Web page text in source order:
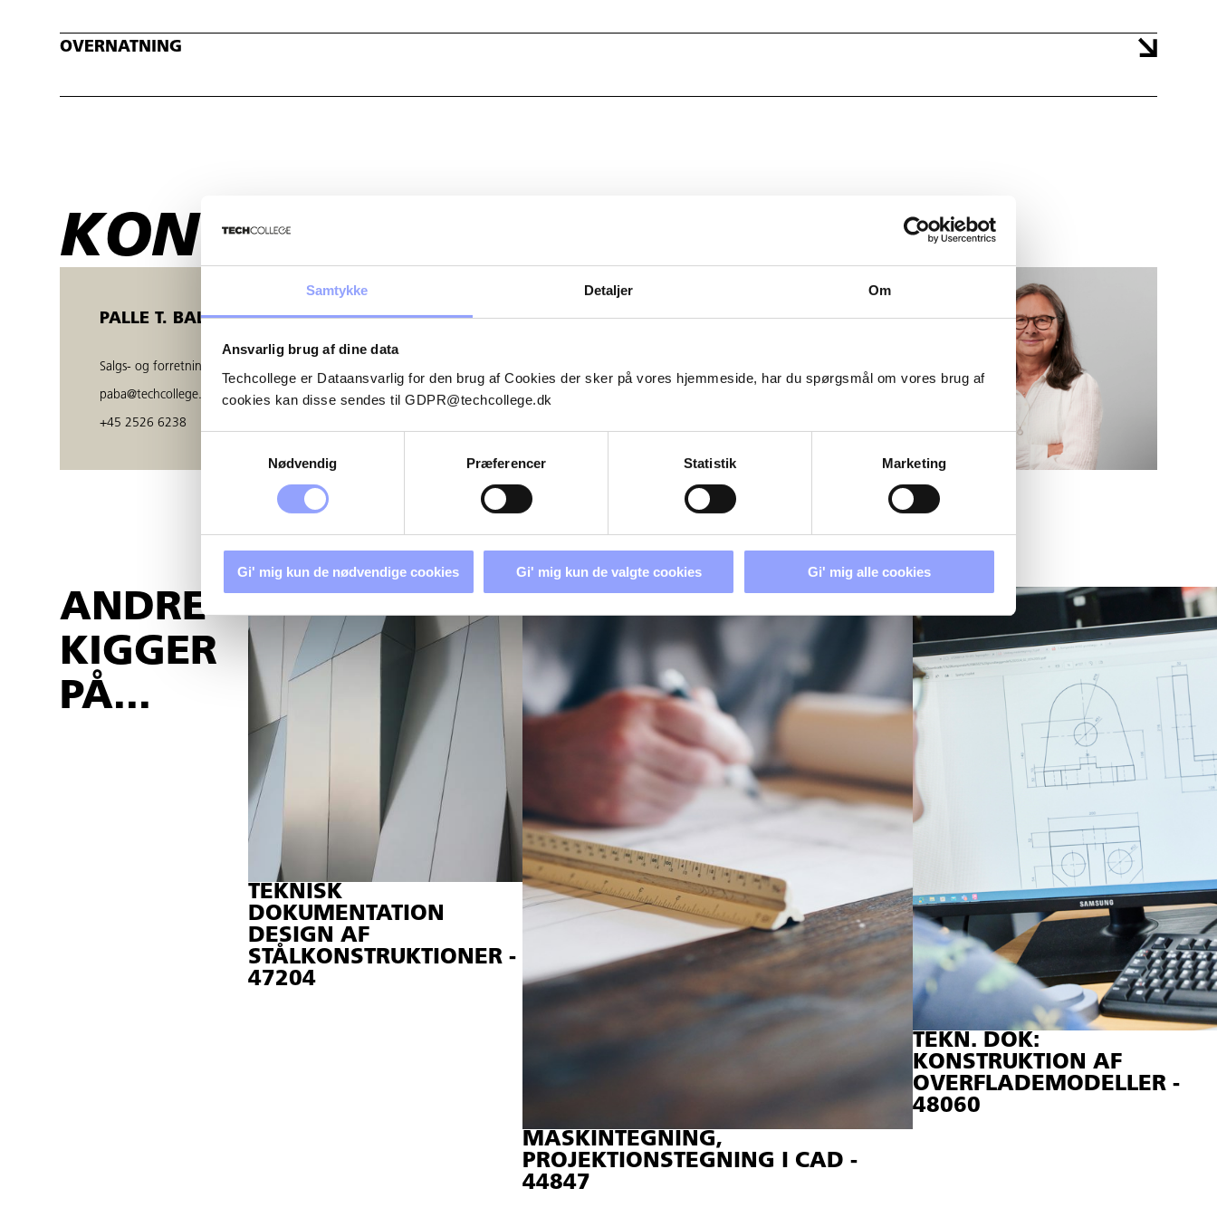
Samtykke Detaljer Om
Ansvarlig brug af dine data
Techcollege er Dataansvarlig for den brug af Cookies der sker på vores hjemmeside, har du spørgsmål om vores brug af
cookies kan disse sendes til GDPR@techcollege.dk
Nødvendig
Præferencer Statistik Marketing
Gi' mig kun de nødvendige cookies Gi' mig kun de valgte cookies Gi' mig alle cookies
OVERNATNING
KONTAKTPERSONER
PALLE T. BALZER
Salgs- og forretningsudvikler
paba@techcollege.dk
+45 2526 6238
BERIT GODSK
ANDRE
KIGGER
PÅ...
TEKNISK
DOKUMENTATION
DESIGN AF
STÅLKONSTRUKTIONER -
47204
MASKINTEGNING,
PROJEKTIONSTEGNING I CAD -
44847
TEKN. DOK:
KONSTRUKTION AF
OVERFLADEMODELLER -
48060